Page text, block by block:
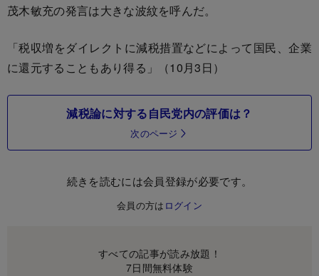
茂木敏充の発言は大きな波紋を呼んだ。
「税収増をダイレクトに減税措置などによって国民、企業
に還元することもあり得る」（10月3日）
減税論に対する自民党内の評価は？
次のページ
続きを読むには会員登録が必要です。
会員の方は ログイン
すべての記事が読み放題！
7日間無料体験